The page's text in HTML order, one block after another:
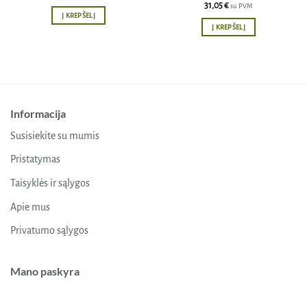
Į KREPŠELĮ
31,05€su PVM
Į KREPŠELĮ
Informacija
Susisiekite su mumis
Pristatymas
Taisyklės ir sąlygos
Apie mus
Privatumo sąlygos
Mano paskyra